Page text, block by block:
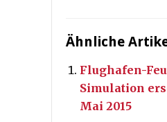
Ähnliche
Flughafen-
Simulation
Mai 2015